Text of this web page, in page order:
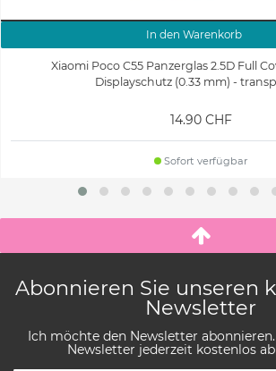
In den Warenkorb
Xiaomi Poco C55 Panzerglas 2.5D Full
Displayschutz (0.33 mm) -
14.90 CHF
Sofort verfügbar
Abonnieren Sie unseren
Newsletter
Ich möchte den Newsletter
Newsletter jederzeit kostenlos